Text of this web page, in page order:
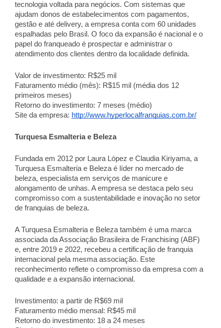
tecnologia voltada para negócios. Com sistemas que
ajudam donos de estabelecimentos com pagamentos,
gestão e até delivery, a empresa conta com 60 unidades
espalhadas pelo Brasil. O foco da expansão é nacional e o
papel do franqueado é prospectar e administrar o
atendimento dos clientes dentro da localidade definida.
Valor de investimento: R$25 mil
Faturamento médio (mês): R$15 mil (média dos 12
primeiros meses)
Retorno do investimento: 7 meses (médio)
Site da empresa: http://www.hyperlocalfranquias.com.br/
Turquesa Esmalteria e Beleza
Fundada em 2012 por Laura López e Claudia Kiriyama, a
Turquesa Esmalteria e Beleza é líder no mercado de
beleza, especialista em serviços de manicure e
alongamento de unhas. A empresa se destaca pelo seu
compromisso com a sustentabilidade e inovação no setor
de franquias de beleza.
A Turquesa Esmalteria e Beleza também é uma marca
associada da Associação Brasileira de Franchising (ABF)
e, entre 2019 e 2022, recebeu a certificação de franquia
internacional pela mesma associação. Este
reconhecimento reflete o compromisso da empresa com a
qualidade e a expansão internacional.
Investimento: a partir de R$69 mil
Faturamento médio mensal: R$45 mil
Retorno do investimento: 18 a 24 meses